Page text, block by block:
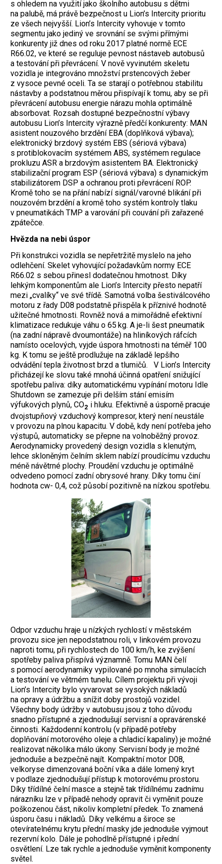
s ohledem na využití jako školního autobusu s dětmi
na palubě, má právě bezpečnost u Lion’s Intercity prioritu
ze všech nejvyšší. Lion’s Intercity vyhovuje v tomto
segmentu jako jediný ve srovnání se svými přímými
konkurenty již dnes od roku 2017 platné normě ECE
R66.02, ve které se reguluje pevnost nástaveb autobusů
a testování při převrácení. V nově vyvinutém skeletu
vozidla je integrováno množství prstencových žeber
z vysoce pevné oceli. Ta se starají o potřebnou stabilitu
nástavby a podstatnou měrou přispívají k tomu, aby se při
převrácení autobusu energie nárazu mohla optimálně
absorbovat. Rozsah dostupné bezpečnostní výbavy
autobusu Lion’s Intercity výrazně předčí konkurenty: MAN
asistent nouzového brzdění EBA (doplňková výbava);
elektronický brzdový systém EBS (sériová výbava)
s protiblokovacím systémem ABS, systémem regulace
prokluzu ASR a brzdovým asistentem BA. Elektronický
stabilizační program ESP (sériová výbava) s dynamickým
stabilizátorem DSP a ochranou proti převrácení ROP.
Kromě toho se na přání nabízí signál/varovné blikání při
nouzovém brzdění a kromě toho systém kontroly tlaku
v pneumatikách TMP a varování při couvání při zařazené
zpátečce.
Hvězda na nebi úspor
Při konstrukci vozidla se nepřetržitě myslelo na jeho
odlehčení. Skelet vyhovující požadavkům normy ECE
R66.02 s sebou přinesl dodatečnou hmotnost. Díky
lehkým komponentům ale Lion’s Intercity přesto nepatří
mezi „cvalíky“ ve své třídě. Samotná volba šestiválcového
motoru z řady D08 podstatně přispěla k příznivé hodnotě
užitečné hmotnosti. Rovněž nová a mimořádně efektivní
klimatizace redukuje váhu o 65 kg. A je-li šest pneumatik
(na zadní nápravě dvoumontáže) na hliníkových ráfcích
namísto ocelových, vyjde úspora hmotnosti na téměř 100
kg. K tomu se ještě prodlužuje na základě lepšího
odvádění tepla životnost brzd a tlumičů. V Lion’s Intercity
přicházejí ke slovu také mnohá účinná opatření snižující
spotřebu paliva: díky automatickému vypínání motoru Idle
Shutdown se zamezuje při delším stání emisím
výfukových plynů, CO2 i hluku. Efektivně a úsporně pracuje
dvojstupňový vzduchový kompresor, který není neustále
v provozu na plnou kapacitu. V době, kdy není potřeba jeho
výstupů, automaticky se přepne na volnoběžný provoz.
Aerodynamicky provedený design vozidla s klenutým,
lehce skloněným čelním sklem nabízí proudícímu vzduchu
méně návětrné plochy. Proudění vzduchu je optimálně
odvedeno pomocí zadní obrysové hrany. Díky tomu činí
hodnota cw- 0,4, což působí pozitivně na nízkou spotřebu.
Odpor vzduchu hraje u nízkých rychlostí v městském
provozu sice jen nepodstatnou roli, v linkovém provozu
naproti tomu, při rychlostech do 100 km/h, ke zvýšení
spotřeby paliva přispívá významně. Tomu MAN čelí
s pomocí aerodynamiky vypilované po mnoha simulacích
a testování ve větrném tunelu. Cílem projektu při vývoji
Lion’s Intercity bylo vyvarovat se vysokých nákladů
na opravy a údržbu a snížit doby prostojů vozidel.
Všechny body údržby v autobusu jsou z toho důvodu
snadno přístupné a zjednodušují servisní a opravárenské
činnosti. Každodenní kontrolu (v případě potřeby
doplňování motorového oleje a chladicí kapaliny) je možné
realizovat několika málo úkony. Servisní body je možné
jednoduše a bezpečně najít. Kompaktní motor D08,
velkoryse dimenzovaná boční víka a dále lomený kryt
v podlaze zjednodušují přístup k motorovému prostoru.
Díky třídílné čelní masce a stejně tak třídílnému zadnímu
nárazníku lze v případě nehody opravit či vyměnit pouze
poškozenou část, nikoliv kompletní předek. To znamená
úsporu času i nákladů. Díky velkému a široce se
otevíratelnému krytu přední masky jde jednoduše vyjmout
rezervní kolo. Dále je pohodlně přístupné i přední
osvětlení. Lze tak rychle a jednoduše vyměnit komponenty
světel.